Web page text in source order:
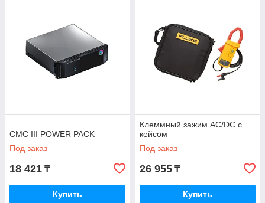
CMC III POWER PACK
Под заказ
18 421 ₸
Купить
Клеммный зажим AC/DC с
кейсом
Под заказ
26 955 ₸
Купить